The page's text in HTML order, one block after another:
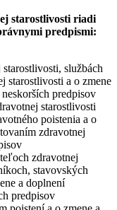
starostlivosti riadi
predpismi:
službách
starostlivosti a o zmene
predpisov
starostlivosti
poistenia a o
zdravotnej
zdravotnej
stavovských
a doplnení
predpisov